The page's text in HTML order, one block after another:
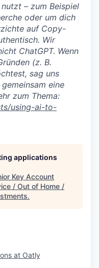
– zum Beispiel
oder um dich
auf Copy-
Wir
ChatGPT. Wenn
(z. B.
sag uns
eine
zum Thema:
using-ai-to-
applications
Key Account
/ Out of Home /
.
at Oatly